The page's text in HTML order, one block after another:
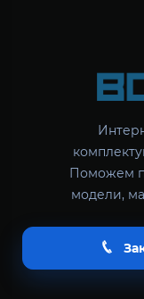
Поможем
модели,